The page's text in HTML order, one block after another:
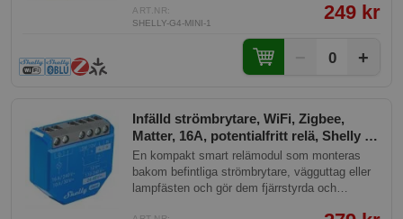
lampfästen, möjliggör det enkel kontroll och
automatisering av lampor, garageportar,
bevattningssystem, fläktar och liknande
enheter. Enheten mäter endast 29x35x16 mm,
vilket gör den enkel att installera i nästan vilken
ART.NR:
SHELLY-G4-MINI-1
249 kr
0 +
Infälld strömbrytare, WiFi, Zigbee,
Matter, 16A, potentialfritt relä, Shelly 1
Gen4
En kompakt smart relämodul som monteras
bakom befintliga strömbrytare, vägguttag eller
lampfästen och gör dem fjärrstyrda och